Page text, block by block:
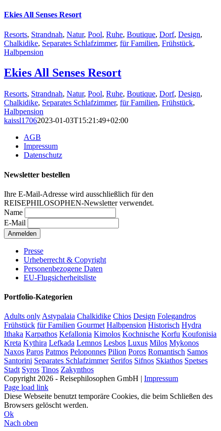
Ekies All Senses Resort
Resorts, Strandnah, Natur, Pool, Ruhe, Boutique, Dorf, Design,
Chalkidike, Separates Schlafzimmer, für Familien, Frühstück,
Halbpension
Ekies All Senses Resort
Resorts, Strandnah, Natur, Pool, Ruhe, Boutique, Dorf, Design,
Chalkidike, Separates Schlafzimmer, für Familien, Frühstück,
Halbpension
kaissl17062023-01-03T15:21:49+02:00
AGB
Impressum
Datenschutz
Newsletter bestellen
Ihre E-Mail-Adresse wird ausschließlich für den
REISEPHILOSOPHEN-Newsletter verwendet.
Name
E-Mail
Presse
Urheberrecht & Copyright
Personenbezogene Daten
EU-Flugsicherheitsliste
Portfolio-Kategorien
Adults onlyAstypalaia Chalkidike Chios Design Folegandros
Frühstück für Familien Gourmet Halbpension Historisch Hydra
Ithaka Karpathos Kefallonia Kimolos Kochnische Korfu Koufonisia
Kreta Kythira Lefkada Lemnos Lesbos Luxus Milos Mykonos
Naxos Paros Patmos Peloponnes Pilion Poros Romantisch Samos
Santorini Separates Schlafzimmer Serifos Sifnos Skiathos Spetses
Stadt Syros Tinos Zakynthos
Copyright 2026 - Reisephilosophen GmbH | Impressum
Page load link
Diese Webseite benutzt temporäre Cookies, die beim Schließen des
Browsers gelöscht werden.
Ok
Nach oben